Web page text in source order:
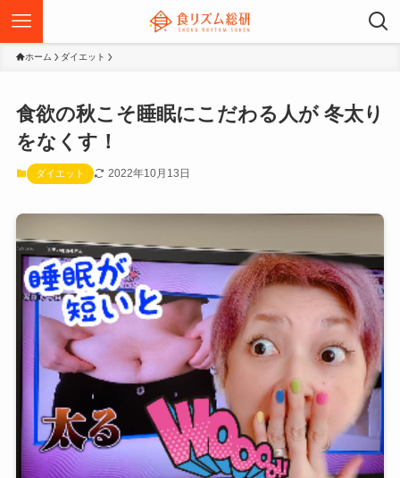
ホーム ダイエット
食欲の秋こそ睡眠にこだわる人が 冬太り
をなくす！
ダイエット 2022年10月13日